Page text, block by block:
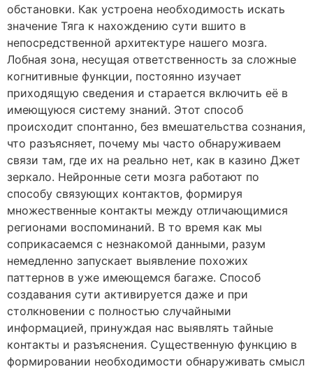
обстановки. Как устроена необходимость искать
значение Тяга к нахождению сути вшито в
непосредственной архитектуре нашего мозга.
Лобная зона, несущая ответственность за сложные
когнитивные функции, постоянно изучает
приходящую сведения и старается включить её в
имеющуюся систему знаний. Этот способ
происходит спонтанно, без вмешательства сознания,
что разъясняет, почему мы часто обнаруживаем
связи там, где их на реально нет, как в казино Джет
зеркало. Нейронные сети мозга работают по
способу связующих контактов, формируя
множественные контакты между отличающимися
регионами воспоминаний. В то время как мы
соприкасаемся с незнакомой данными, разум
немедленно запускает выявление похожих
паттернов в уже имеющемся багаже. Способ
создавания сути активируется даже и при
столкновении с полностью случайными
информацией, принуждая нас выявлять тайные
контакты и разъяснения. Существенную функцию в
формировании необходимости обнаруживать смысл